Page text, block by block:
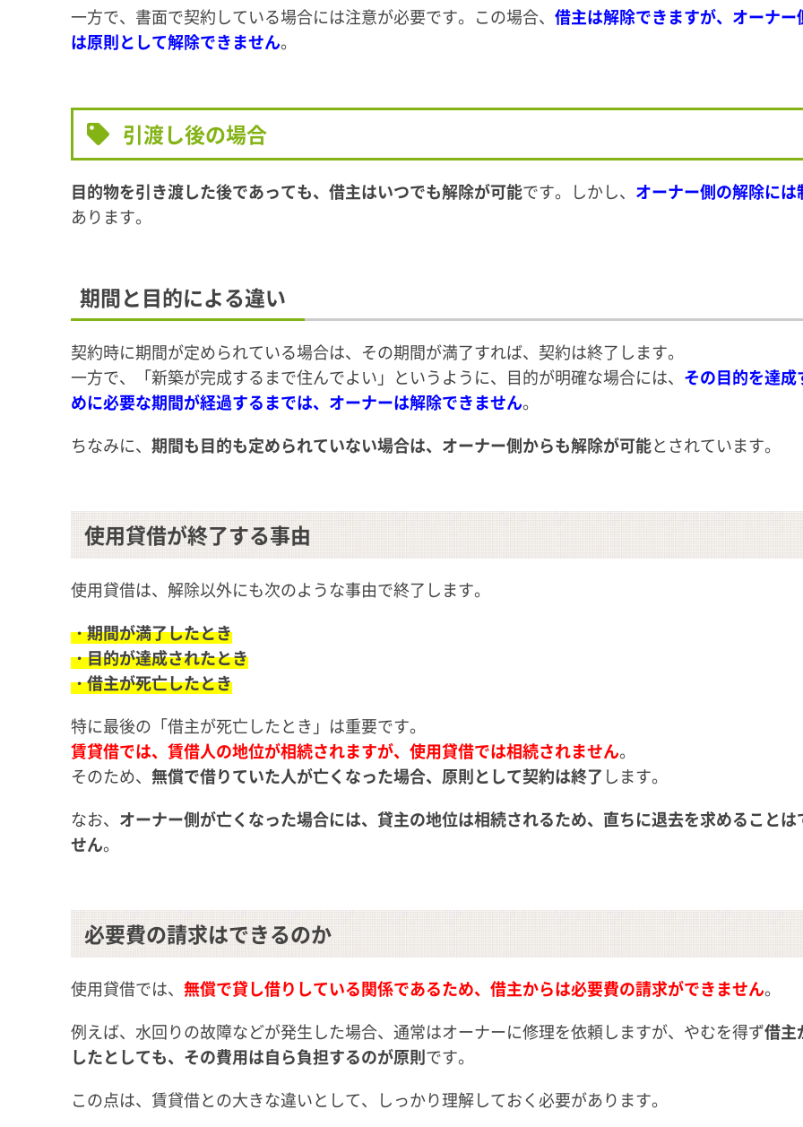
一方で、書面で契約している場合には注意が必要です。この場合、 借主は解除できますが、オーナー
は原則として解除できません。
引渡し後の場合
目的物を引き渡した後であっても、借主はいつでも解除が可能です。しかし、 オーナー側の解除には
あります。
期間と目的による違い
契約時に期間が定められている場合は、その期間が満了すれば、契約は終了します。
一方で、「新築が完成するまで住んでよい」というように、目的が明確な場合には、 その目的を達成
めに必要な期間が経過するまでは、オーナーは解除できません。
ちなみに、 期間も目的も定められていない場合は、オーナー側からも解除が可能とされています。
使用貸借が終了する事由
使用貸借は、解除以外にも次のような事由で終了します。
・期間が満了したとき
・目的が達成されたとき
・借主が死亡したとき
特に最後の「借主が死亡したとき」は重要です。
賃貸借では、賃借人の地位が相続されますが、使用貸借では相続されません。
そのため、 無償で借りていた人が亡くなった場合、原則として契約は終了 します。
なお、 オーナー側が亡くなった場合には、貸主の地位は相続されるため、直ちに退去を求めることは
せん。
必要費の請求はできるのか
使用貸借では、 無償で貸し借りしている関係であるため、借主からは必要費の請求ができません。
例えば、水回りの故障などが発生した場合、通常はオーナーに修理を依頼しますが、やむを得ず借主
したとしても、その費用は自ら負担するのが原則です。
この点は、賃貸借との大きな違いとして、しっかり理解しておく必要があります。